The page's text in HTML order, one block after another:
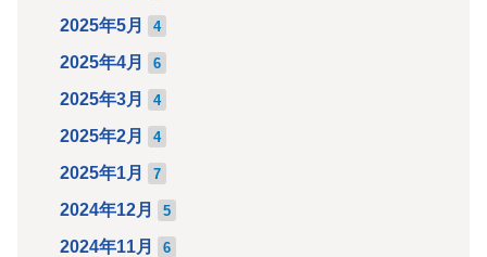
2025年5月 4
2025年4月 6
2025年3月 4
2025年2月 4
2025年1月 7
2024年12月 5
2024年11月 6